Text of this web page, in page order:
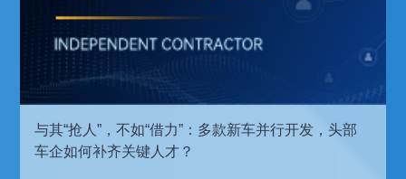
与其“抢人”，不如“借力”：多款新车并行开发，头部
车企如何补齐关键人才？